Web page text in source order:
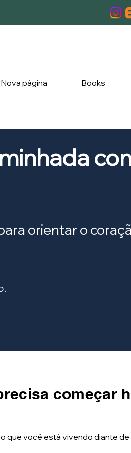
Nova página Books
orientar o
começar
que você está vivendo diante de